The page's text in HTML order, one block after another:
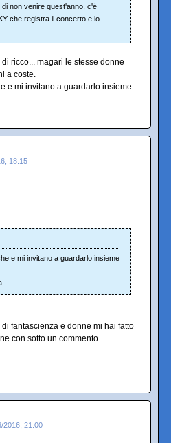
non venire quest'anno, c'è
che registra il concerto e lo
ricco... magari le stesse donne
a coste.
e mi invitano a guardarlo insieme
18:15
e mi invitano a guardarlo insieme
fantascienza e donne mi hai fatto
con sotto un commento
2016, 21:00